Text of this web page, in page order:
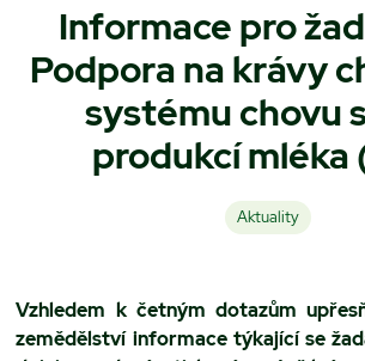
Informace pro
Podpora na krávy
systému chovu
produkcí mléka
Aktuality
Vzhledem k četným dotazům
zemědělství informace týkající se